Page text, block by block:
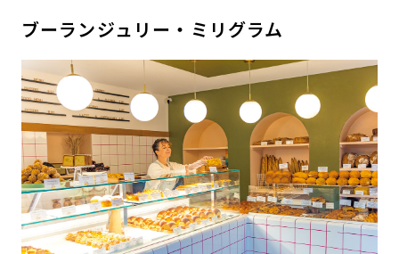
ブーランジュリー・ミリグラム